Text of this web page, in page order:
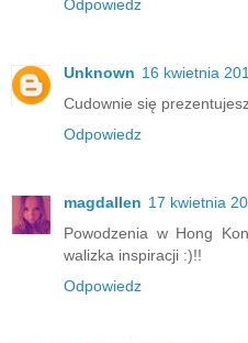
Odpowiedz
Unknown 16 kwietnia
Cudownie się
Odpowiedz
magdallen 17 kwietnia
Powodzenia w Hong
walizka inspiracji :)!!
Odpowiedz